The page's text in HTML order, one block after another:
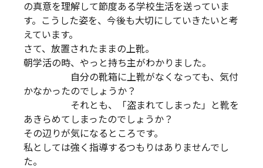
の真意を理解して節度ある学校生活を送っていま
す。こうした姿を、今後も大切にしていきたいと考
えています。
さて、放置されたままの上靴。
朝学活の時、やっと持ち主がわかりました。
自分の靴箱に上靴がなくなっても、気付
かなかったのでしょうか？
それとも、「盗まれてしまった」と靴を
あきらめてしまったのでしょうか？
その辺りが気になるところです。
私としては強く指導するつもりはありませんでし
た。